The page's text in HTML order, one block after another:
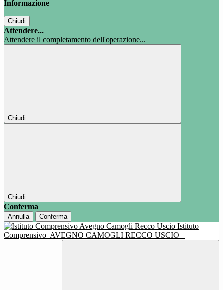
Informazione
Chiudi
Attendere...
Attendere il completamento dell'operazione...
Chiudi
Chiudi
Conferma
Annulla Conferma
Istituto
Comprensivo AVEGNO CAMOGLI RECCO USCIO